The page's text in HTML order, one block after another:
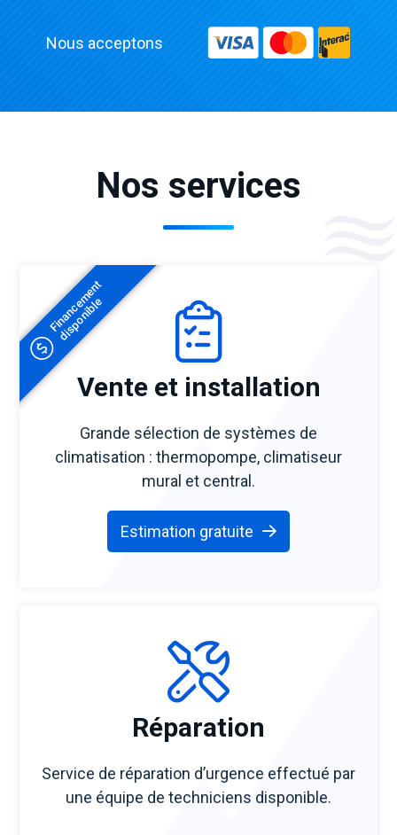
Nous acceptons
Nos services
Financement
disponible
Vente et installation
Grande sélection de systèmes de
climatisation : thermopompe, climatiseur
mural et central.
Estimation gratuite
Réparation
Service de réparation d’urgence effectué par
une équipe de techniciens disponible.